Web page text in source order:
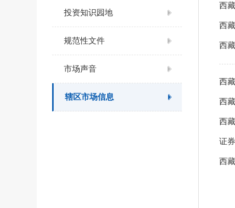
投资知识园地
规范性文件
市场声音
辖区市场信息
西
西
西
西
证
西